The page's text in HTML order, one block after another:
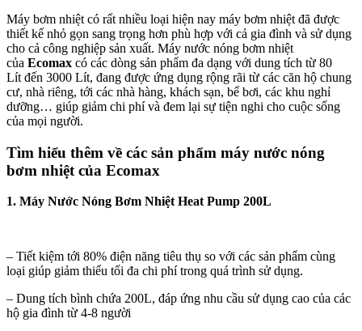
Máy bơm nhiệt có rất nhiều loại hiện nay máy bơm nhiệt đã được
thiết kế nhỏ gọn sang trọng hơn phù hợp với cả gia đình và sử dụng
cho cả công nghiệp sản xuất. Máy nước nóng bơm nhiệt
của Ecomax có các dòng sản phẩm đa dạng với dung tích từ 80
Lít đến 3000 Lít, đang được ứng dụng rộng rãi từ các căn hộ chung
cư, nhà riêng, tới các nhà hàng, khách sạn, bể bơi, các khu nghỉ
dưỡng… giúp giảm chi phí và đem lại sự tiện nghi cho cuộc sống
của mọi người.
Tìm hiểu thêm về các sản phẩm máy nước nóng
bơm nhiệt của Ecomax
1. Máy Nước Nóng Bơm Nhiệt Heat Pump 200L
– Tiết kiệm tới 80% điện năng tiêu thụ so với các sản phẩm cùng
loại giúp giảm thiểu tối đa chi phí trong quá trình sử dụng.
– Dung tích bình chứa 200L, đáp ứng nhu cầu sử dụng cao của các
hộ gia đình từ 4-8 người